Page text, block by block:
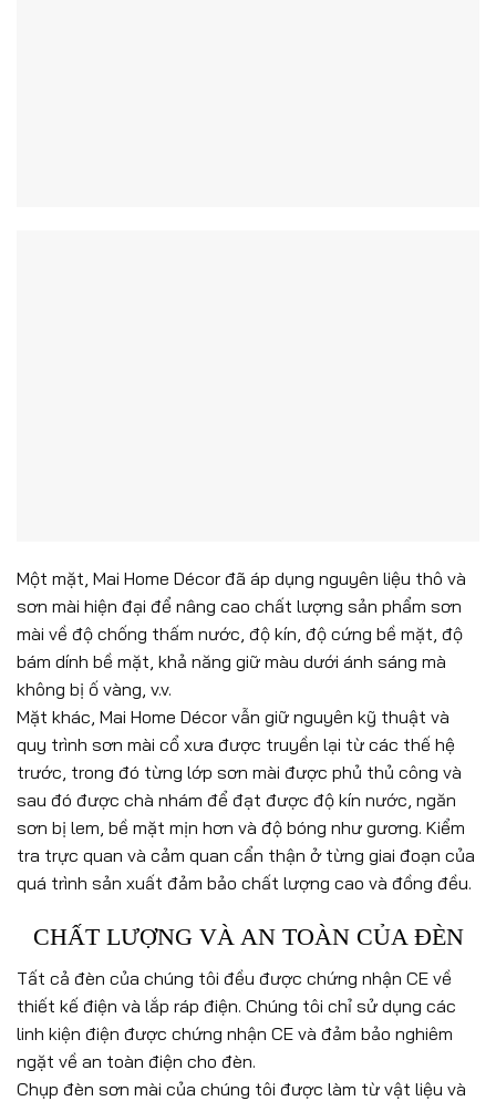
Một mặt, Mai Home Décor đã áp dụng nguyên liệu thô và
sơn mài hiện đại để nâng cao chất lượng sản phẩm sơn
mài về độ chống thấm nước, độ kín, độ cứng bề mặt, độ
bám dính bề mặt, khả năng giữ màu dưới ánh sáng mà
không bị ố vàng, v.v.
Mặt khác, Mai Home Décor vẫn giữ nguyên kỹ thuật và
quy trình sơn mài cổ xưa được truyền lại từ các thế hệ
trước, trong đó từng lớp sơn mài được phủ thủ công và
sau đó được chà nhám để đạt được độ kín nước, ngăn
sơn bị lem, bề mặt mịn hơn và độ bóng như gương. Kiểm
tra trực quan và cảm quan cẩn thận ở từng giai đoạn của
quá trình sản xuất đảm bảo chất lượng cao và đồng đều.
CHẤT LƯỢNG VÀ AN TOÀN CỦA ĐÈN
Tất cả đèn của chúng tôi đều được chứng nhận CE về
thiết kế điện và lắp ráp điện. Chúng tôi chỉ sử dụng các
linh kiện điện được chứng nhận CE và đảm bảo nghiêm
ngặt về an toàn điện cho đèn.
Chụp đèn sơn mài của chúng tôi được làm từ vật liệu và